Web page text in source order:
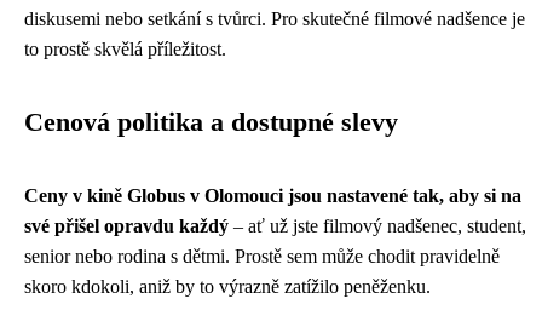
diskusemi nebo setkání s tvůrci. Pro skutečné filmové nadšence je
to prostě skvělá příležitost.
Cenová politika a dostupné slevy
Ceny v kině Globus v Olomouci jsou nastavené tak, aby si na
své přišel opravdu každý – ať už jste filmový nadšenec, student,
senior nebo rodina s dětmi. Prostě sem může chodit pravidelně
skoro kdokoli, aniž by to výrazně zatížilo peněženku.